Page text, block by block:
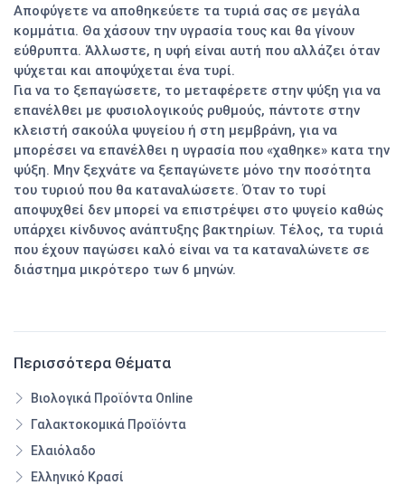
Αποφύγετε να αποθηκεύετε τα τυριά σας σε μεγάλα
κομμάτια. Θα χάσουν την υγρασία τους και θα γίνουν
εύθρυπτα. Άλλωστε, η υφή είναι αυτή που αλλάζει όταν
ψύχεται και αποψύχεται ένα τυρί.
Για να το ξεπαγώσετε, το μεταφέρετε στην ψύξη για να
επανέλθει με φυσιολογικούς ρυθμούς, πάντοτε στην
κλειστή σακούλα ψυγείου ή στη μεμβράνη, για να
μπορέσει να επανέλθει η υγρασία που «χαθηκε» κατα την
ψύξη. Μην ξεχνάτε να ξεπαγώνετε μόνο την ποσότητα
του τυριού που θα καταναλώσετε. Όταν το τυρί
αποψυχθεί δεν μπορεί να επιστρέψει στο ψυγείο καθώς
υπάρχει κίνδυνος ανάπτυξης βακτηρίων. Τέλος, τα τυριά
που έχουν παγώσει καλό είναι να τα καταναλώνετε σε
διάστημα μικρότερο των 6 μηνών.
Περισσότερα Θέματα
Βιολογικά Προϊόντα Online
Γαλακτοκομικά Προϊόντα
Ελαιόλαδο
Ελληνικό Κρασί